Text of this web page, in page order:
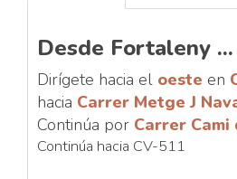
Desde Fortaleny ...
Dirígete hacia el oeste en
hacia Carrer Metge J
Continúa por Carrer Cami
Continúa hacia CV-511